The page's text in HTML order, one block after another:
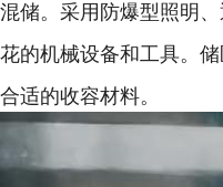
混储。采用防爆型照明
花的机械设备和工具。
合适的收容材料。